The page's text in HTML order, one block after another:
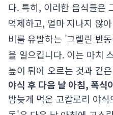
다. 특히, 이러한 음식들은
억제하고, 얼마 지나지 않
비를 유발하는 '그렐린 반
을 일으킵니다. 이는 마치
높이 튀어 오르는 것과 같
야식 후 다음 날 아침, 폭식
밤늦게 먹은 고칼로리 야